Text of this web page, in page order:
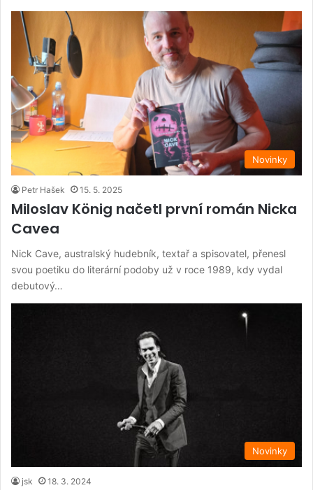
Novinky
Petr Hašek 15. 5. 2025
Miloslav König načetl první román Nicka
Cavea
Nick Cave, australský hudebník, textař a spisovatel, přenesl
svou poetiku do literární podoby už v roce 1989, kdy vydal
debutový…
Novinky
jsk 18. 3. 2024